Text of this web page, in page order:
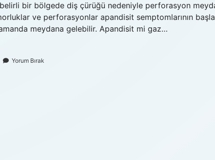
belirli bir bölgede diş çürüğü nedeniyle perforasyon
ve perforasyonlar apandisit semptomlarının
meydana gelebilir. Apandisit mi gaz…
Yorum Bırak